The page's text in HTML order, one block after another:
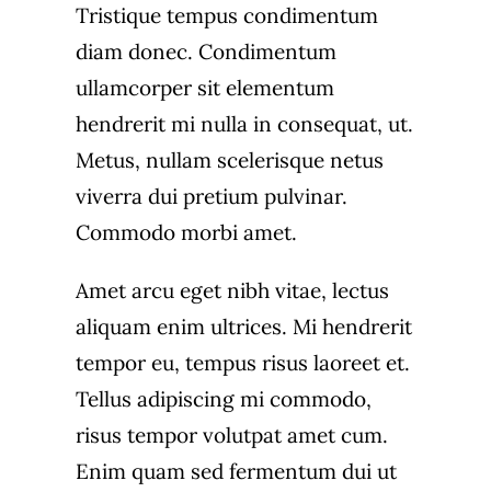
Tristique tempus condimentum
diam donec. Condimentum
ullamcorper sit elementum
hendrerit mi nulla in consequat, ut.
Metus, nullam scelerisque netus
viverra dui pretium pulvinar.
Commodo morbi amet.
Amet arcu eget nibh vitae, lectus
aliquam enim ultrices. Mi hendrerit
tempor eu, tempus risus laoreet et.
Tellus adipiscing mi commodo,
risus tempor volutpat amet cum.
Enim quam sed fermentum dui ut